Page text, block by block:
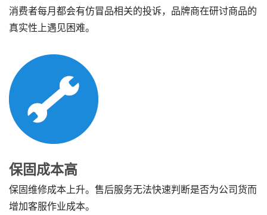
消费者每月都会有仿冒品相关的投诉，品牌商在研讨商品的
真实性上遇见困难。
保固成本高
保固维修成本上升。售后服务无法快速判断是否为公司货而
增加客服作业成本。